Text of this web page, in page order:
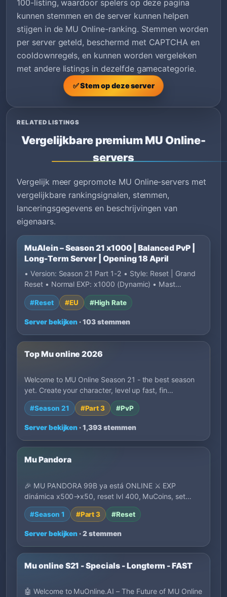
100-listing, waardoor spelers op deze pagina
kunnen stemmen en de server kunnen helpen
stijgen in de MU Online-ranking. Stemmen worden
per server geteld, beschermd met CAPTCHA en
cooldownregels, en kunnen worden vergeleken
met andere listings in dezelfde gamecategorie.
✅ Stem op deze server
RELATED LISTINGS
Vergelijkbare premium MU Online-
servers
Vergelijk meer gepromote MU Online-servers met
vergelijkbare rankingsignalen, stemmen,
lanceringsgegevens en beschrijvingen van
eigenaars.
MuAlein – Season 21 x1000 | Balanced PvP |
Long-Term Server | Opening 18 April
• Version: Season 21 Part 1-2 • Style: Reset | Grand
Reset • Normal EXP: x1000 (Dynamic) • Mast…
#Reset #EU #High Rate
Server bekijken · 103 stemmen
Top Mu online 2026
Welcome to MU Online Season 21 - the best season
yet. Create your character, level up fast, fin…
#Season 21 #Part 3 #PvP
Server bekijken · 1,393 stemmen
Mu Pandora
🎉 MU PANDORA 99B ya está ONLINE ⚔️ EXP
dinámica x500→x50, reset lvl 400, MuCoins, set
gratis, 3…
#Season 1 #Part 3 #Reset
Server bekijken · 2 stemmen
Mu online S21 - Specials - Longterm - FAST
🤖 Welcome to MuOnline.AI – The Future of MU Online